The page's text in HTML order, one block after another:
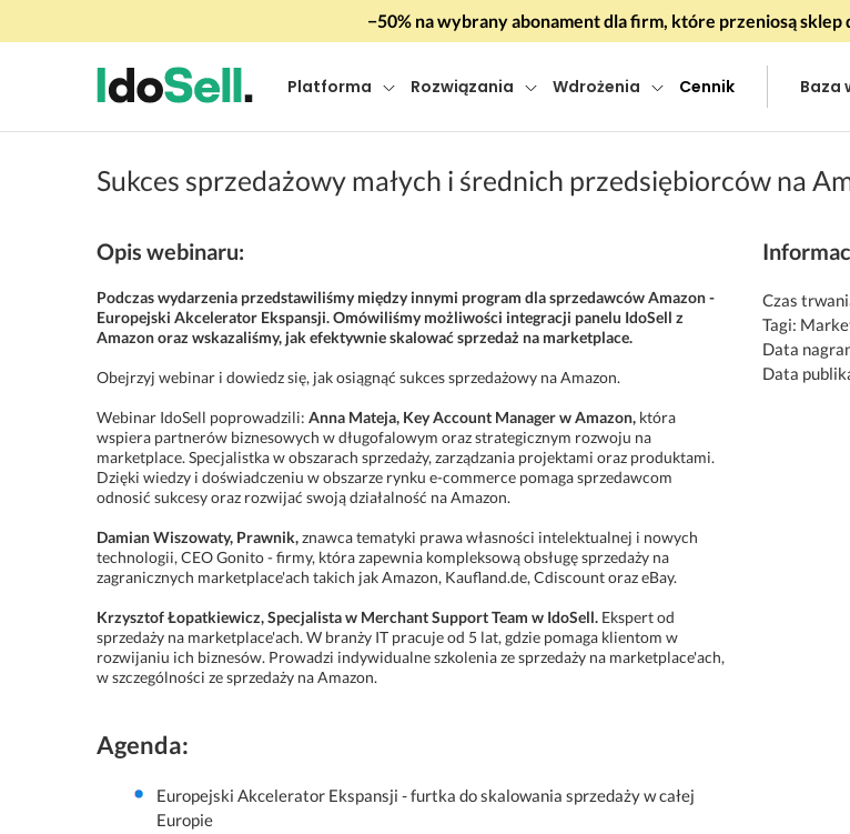
−50% na wybrany abonament dla firm, które przeniosą sklep
Platforma Rozwiązania Wdrożenia Cennik Baza
Sukces sprzedażowy małych i średnich przedsiębiorców na
Opis webinaru:
Podczas wydarzenia przedstawiliśmy między innymi program dla sprzedawców Amazon -
Europejski Akcelerator Ekspansji. Omówiliśmy możliwości integracji panelu IdoSell z
Amazon oraz wskazaliśmy, jak efektywnie skalować sprzedaż na marketplace.
Obejrzyj webinar i dowiedz się, jak osiągnąć sukces sprzedażowy na Amazon.
Webinar IdoSell poprowadzili: Anna Mateja, Key Account Manager w Amazon, która
wspiera partnerów biznesowych w długofalowym oraz strategicznym rozwoju na
marketplace. Specjalistka w obszarach sprzedaży, zarządzania projektami oraz produktami.
Dzięki wiedzy i doświadczeniu w obszarze rynku e-commerce pomaga sprzedawcom
odnosić sukcesy oraz rozwijać swoją działalność na Amazon.
Damian Wiszowaty, Prawnik,znawca tematyki prawa własności intelektualnej i nowych
technologii, CEO Gonito - firmy, która zapewnia kompleksową obsługę sprzedaży na
zagranicznych marketplace'ach takich jak Amazon, Kaufland.de, Cdiscount oraz eBay.
Krzysztof Łopatkiewicz, Specjalista w Merchant Support Team w IdoSell. Ekspert od
sprzedaży na marketplace'ach. W branży IT pracuje od 5 lat, gdzie pomaga klientom w
rozwijaniu ich biznesów. Prowadzi indywidualne szkolenia ze sprzedaży na marketplace'ach,
w szczególności ze sprzedaży na Amazon.
Agenda:
Europejski Akcelerator Ekspansji - furtka do skalowania sprzedaży w całej
Europie
Czas
Tagi:
Data
Data